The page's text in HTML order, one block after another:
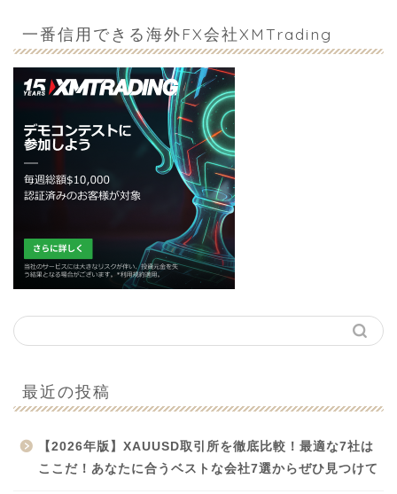
一番信用できる海外FX会社XMTrading
最近の投稿
【2026年版】XAUUSD取引所を徹底比較！最適な7社は
ここだ！あなたに合うベストな会社7選からぜひ見つけて